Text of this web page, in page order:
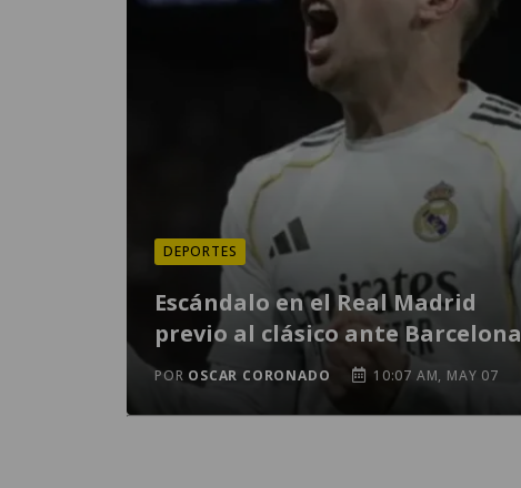
DEPORTES
Escándalo en el Real Madrid
previo al clásico ante Barcelona
POR OSCAR CORONADO 10:07 AM, MAY 07